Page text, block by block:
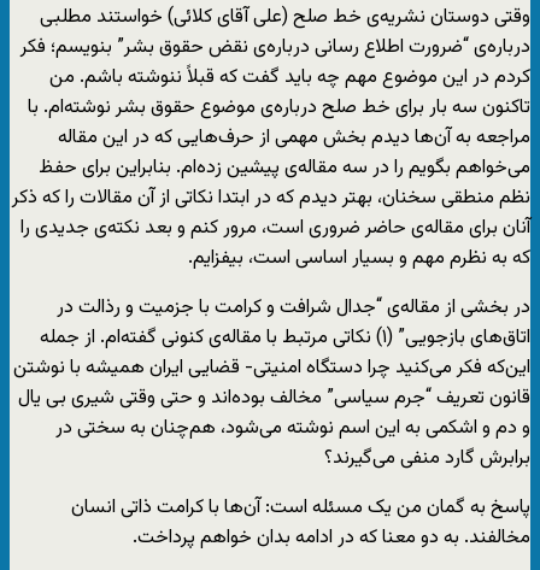
وقتی دوستان نشریه‌ی خط صلح (علی آقای کلائی) خواستند مطلبی
درباره‌ی “ضرورت اطلاع رسانی درباره‌ی نقض حقوق بشر” بنویسم؛ فکر
کردم در این موضوع مهم چه باید گفت که قبلاً ننوشته باشم. من
تاکنون سه بار برای خط صلح درباره‌ی موضوع حقوق بشر نوشته‌ام. با
مراجعه به آن‌ها دیدم بخش مهمی از حرف‌هایی که در این مقاله
می‌خواهم بگویم را در سه مقاله‌ی پیشین زده‌ام. بنابراین برای حفظ
نظم منطقی سخنان، بهتر دیدم که در ابتدا نکاتی از آن مقالات را که ذکر
آنان برای مقاله‌ی حاضر ضروری است، مرور کنم و بعد نکته‌ی جدیدی را
که به نظرم مهم و بسیار اساسی است، بیفزایم.
در بخشی از مقاله‌ی “جدال شرافت و کرامت با جزمیت و رذالت در
اتاق‌های بازجویی” (۱) نکاتی مرتبط با مقاله‌ی کنونی گفته‌ام. از جمله
این‌که فکر می‌کنید چرا دستگاه امنیتی- قضایی ایران همیشه با نوشتن
قانون تعریف “جرم سیاسی” مخالف بوده‌اند و حتی وقتی شیری بی یال
و دم و اشکمی به این اسم نوشته می‌شود، هم‌چنان به سختی در
برابرش گارد منفی می‌گیرند؟
پاسخ به گمان من یک مسئله است: آن‌ها با کرامت ذاتی انسان
مخالفند. به دو معنا که در ادامه بدان خواهم پرداخت.